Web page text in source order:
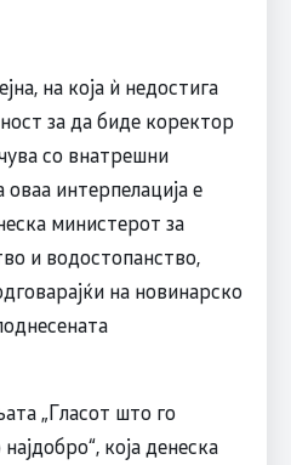
на која ѝ недостига
за да биде коректор
со внатрешни
интерпелација е
министерот за
и водостопанство,
на новинарско
„Гласот што го
која денеска